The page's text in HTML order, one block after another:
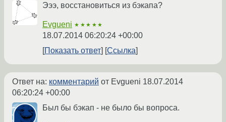
Эээ, восстановиться из бэкапа?
Evgueni ★★★★★
18.07.2014 06:20:24 +00:00
Показать ответ
Ссылка
Ответ на: комментарий от Evgueni 18.07.2014
06:20:24 +00:00
Был бы бэкап - не было бы вопроса.